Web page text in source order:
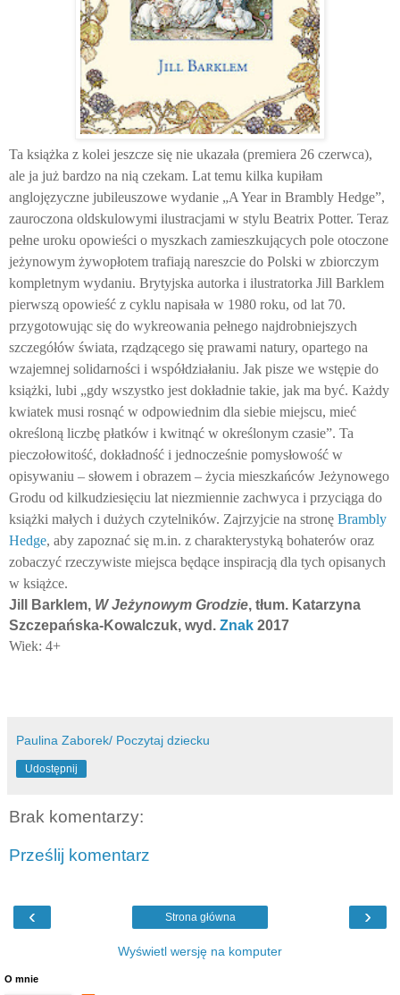
Ta książka z kolei jeszcze się nie ukazała (premiera 26 czerwca),
ale ja już bardzo na nią czekam. Lat temu kilka kupiłam
anglojęzyczne jubileuszowe wydanie „A Year in Brambly Hedge”,
zauroczona oldskulowymi ilustracjami w stylu Beatrix Potter. Teraz
pełne uroku opowieści o myszkach zamieszkujących pole otoczone
jeżynowym żywopłotem trafiają nareszcie do Polski w zbiorczym
kompletnym wydaniu. Brytyjska autorka i ilustratorka Jill Barklem
pierwszą opowieść z cyklu napisała w 1980 roku, od lat 70.
przygotowując się do wykreowania pełnego najdrobniejszych
szczegółów świata, rządzącego się prawami natury, opartego na
wzajemnej solidarności i współdziałaniu. Jak pisze we wstępie do
książki, lubi „gdy wszystko jest dokładnie takie, jak ma być. Każdy
kwiatek musi rosnąć w odpowiednim dla siebie miejscu, mieć
określoną liczbę płatków i kwitnąć w określonym czasie”. Ta
pieczołowitość, dokładność i jednocześnie pomysłowość w
opisywaniu – słowem i obrazem – życia mieszkańców Jeżynowego
Grodu od kilkudziesięciu lat niezmiennie zachwyca i przyciąga do
książki małych i dużych czytelników. Zajrzyjcie na stronę Brambly
Hedge, aby zapoznać się m.in. z charakterystyką bohaterów oraz
zobaczyć rzeczywiste miejsca będące inspiracją dla tych opisanych
w książce.
Jill Barklem, W Jeżynowym Grodzie, tłum. Katarzyna
Szczepańska-Kowalczuk, wyd. Znak 2017
Wiek: 4+
Paulina Zaborek/ Poczytaj dziecku
Udostępnij
Brak komentarzy:
Prześlij komentarz
‹ ›
Strona główna
Wyświetl wersję na komputer
O mnie